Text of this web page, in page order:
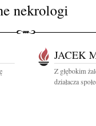
nekrologi
JACEK
Z głębokim
działacza